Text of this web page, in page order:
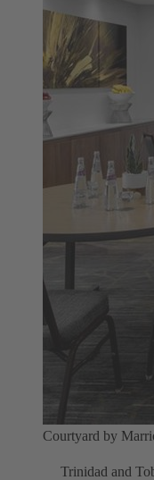
Courtyard by
Trinidad and